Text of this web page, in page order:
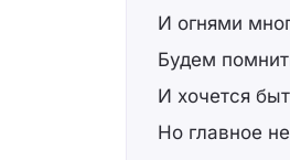
И огнями
Будем
И хочется
Но главное